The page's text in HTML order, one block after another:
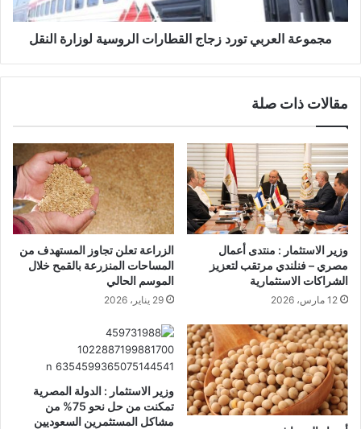
مجموعة العربي تورد زجاج القطارات الروسية لوزارة النقل
مقالات ذات صلة
وزير الاستثمار : منتدى أعمال
مصري – فنلندي مرتقب لتعزيز
الشراكات الاستثمارية
12 مارس، 2026
الزراعة تعلن تجاوز المستهدف من
المساحات المنزرعة بالقمح خلال
الموسم الحالي
29 يناير، 2026
وزير الاستثمار : الدولة المصرية
تمكنت من حل نحو 75% من
مشاكل المستثمرين السعوديين